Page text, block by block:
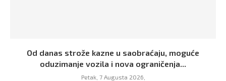
Od danas strože kazne u saobraćaju, moguće
oduzimanje vozila i nova ograničenja...
Petak, 7 Augusta 2026,